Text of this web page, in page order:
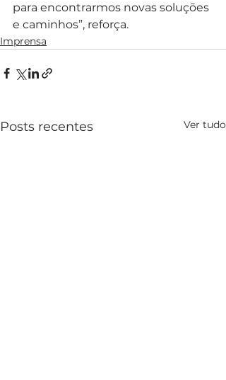
para encontrarmos novas soluções
e caminhos”, reforça.
Imprensa
Posts recentes Ver tudo